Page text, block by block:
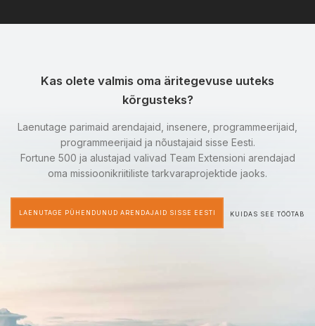
Kas olete valmis oma äritegevuse uuteks
kõrgusteks?
Laenutage parimaid arendajaid, insenere, programmeerijaid,
programmeerijaid ja nõustajaid sisse Eesti.
Fortune 500 ja alustajad valivad Team Extensioni arendajad
oma missioonikriitiliste tarkvaraprojektide jaoks.
LAENUTAGE PÜHENDUNUD ARENDAJAID SISSE EESTI KUIDAS SEE TÖÖTAB